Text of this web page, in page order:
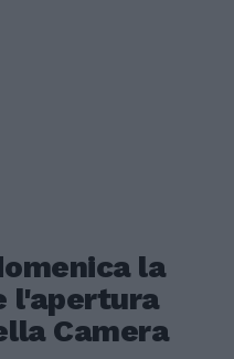
la
l'apertura
Camera